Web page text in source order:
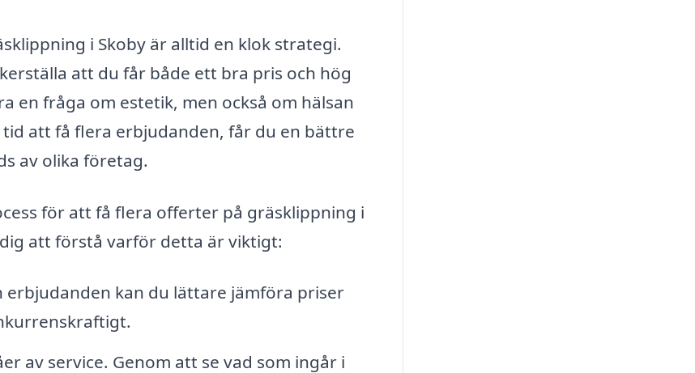
i Skoby är alltid en klok strategi.
att du får både ett bra pris och hög
en fråga om estetik, men också om hälsan
att få flera erbjudanden, får du en bättre
av olika företag.
för att få flera offerter på gräsklippning i
att förstå varför detta är viktigt:
erbjudanden kan du lättare jämföra priser
av service. Genom att se vad som ingår i